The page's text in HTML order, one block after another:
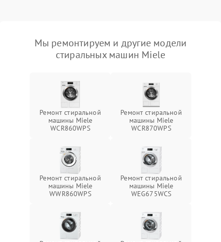
Мы ремонтируем и другие модели
стиральных машин Miele
Ремонт стиральной
машины Miele
WCR860WPS
Ремонт стиральной
машины Miele
WCR870WPS
Ремонт стиральной
машины Miele
WWR860WPS
Ремонт стиральной
машины Miele
WEG675WCS